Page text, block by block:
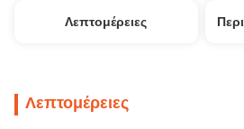
Λεπτομέρειες
Λεπτομέρειες